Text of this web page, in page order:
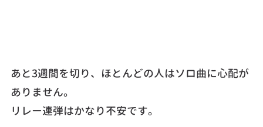
あと3週間を切り、ほとんどの人はソロ曲に心配が
ありません。
リレー連弾はかなり不安です。